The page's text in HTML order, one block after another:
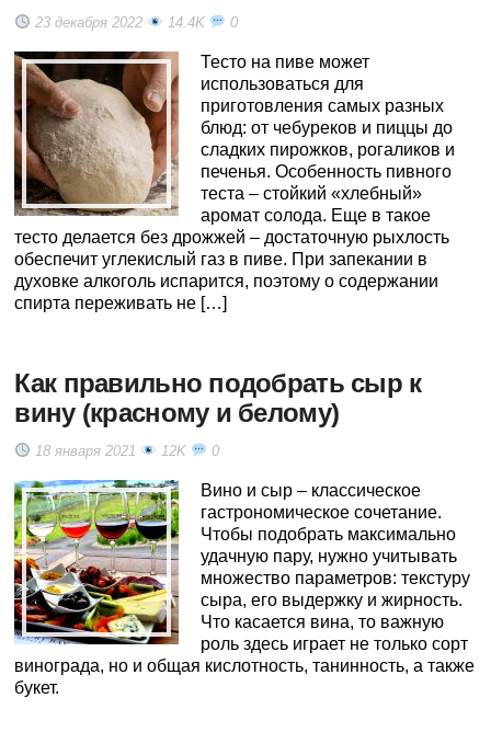
23 декабря 2022 14.4K 0
Тесто на пиве может
использоваться для
приготовления самых разных
блюд: от чебуреков и пиццы до
сладких пирожков, рогаликов и
печенья. Особенность пивного
теста – стойкий «хлебный»
аромат солода. Еще в такое
тесто делается без дрожжей – достаточную рыхлость
обеспечит углекислый газ в пиве. При запекании в
духовке алкоголь испарится, поэтому о содержании
спирта переживать не […]
Как правильно подобрать сыр к
вину (красному и белому)
18 января 2021 12K 0
Вино и сыр – классическое
гастрономическое сочетание.
Чтобы подобрать максимально
удачную пару, нужно учитывать
множество параметров: текстуру
сыра, его выдержку и жирность.
Что касается вина, то важную
роль здесь играет не только сорт
винограда, но и общая кислотность, танинность, а также
букет.